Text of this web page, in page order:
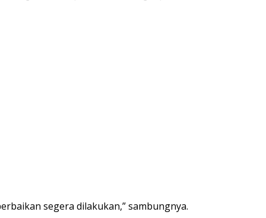
segera dilakukan,” sambungnya.